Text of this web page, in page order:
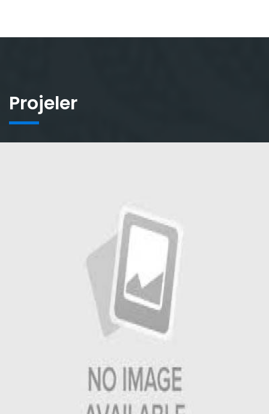
Projeler